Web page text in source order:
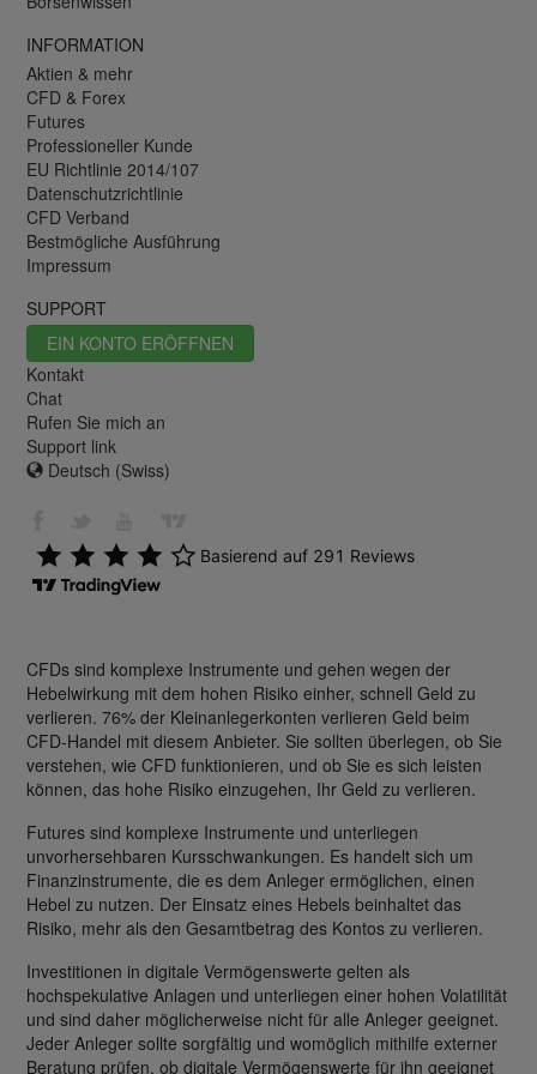
INFORMATION
Aktien & mehr
CFD & Forex
Futures
Professioneller Kunde
EU Richtlinie 2014/107
Datenschutzrichtlinie
CFD Verband
Bestmögliche Ausführung
Impressum
SUPPORT
EIN KONTO ERÖFFNEN
Kontakt
Chat
Rufen Sie mich an
Support link
Deutsch (Swiss)
CFDs sind komplexe Instrumente und gehen wegen der
Hebelwirkung mit dem hohen Risiko einher, schnell Geld zu
verlieren. 76% der Kleinanlegerkonten verlieren Geld beim
CFD-Handel mit diesem Anbieter. Sie sollten überlegen, ob Sie
verstehen, wie CFD funktionieren, und ob Sie es sich leisten
können, das hohe Risiko einzugehen, Ihr Geld zu verlieren.
Futures sind komplexe Instrumente und unterliegen
unvorhersehbaren Kursschwankungen. Es handelt sich um
Finanzinstrumente, die es dem Anleger ermöglichen, einen
Hebel zu nutzen. Der Einsatz eines Hebels beinhaltet das
Risiko, mehr als den Gesamtbetrag des Kontos zu verlieren.
Investitionen in digitale Vermögenswerte gelten als
hochspekulative Anlagen und unterliegen einer hohen Volatilität
und sind daher möglicherweise nicht für alle Anleger geeignet.
Jeder Anleger sollte sorgfältig und womöglich mithilfe externer
Beratung prüfen, ob digitale Vermögenswerte für ihn geeignet